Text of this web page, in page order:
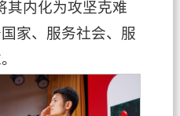
其内化为攻坚克难
家、服务社会、服